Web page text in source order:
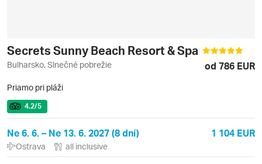
Secrets Sunny Beach Resort & Spa
Bulharsko, Slnečné pobrežie od 786 EUR
Priamo pri pláži
4.2/5
Ne 6. 6. – Ne 13. 6. 2027 (8 dní) 1 104 EUR
Ostrava all inclusive